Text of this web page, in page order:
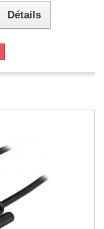
Détails